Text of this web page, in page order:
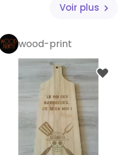
Voir plus
wood-print